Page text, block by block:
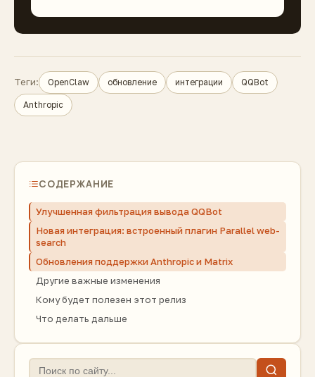
Теги: OpenClaw обновление интеграции QQBot
Anthropic
СОДЕРЖАНИЕ
Улучшенная фильтрация вывода QQBot
Новая интеграция: встроенный плагин Parallel web-
search
Обновления поддержки Anthropic и Matrix
Другие важные изменения
Кому будет полезен этот релиз
Что делать дальше